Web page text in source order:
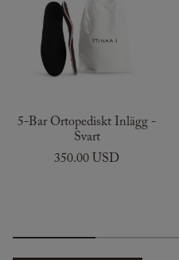
5-Bar Ortopediskt Inlägg -
Svart
350.00 USD